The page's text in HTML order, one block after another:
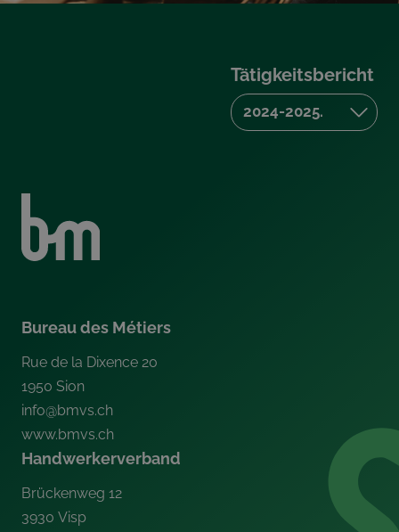
Bureau des Métiers
Rue de la Dixence 20
1950 Sion
info@bmvs.ch
www.bmvs.ch
Handwerkerverband
Brückenweg 12
3930 Visp
Tätigkeitsbericht